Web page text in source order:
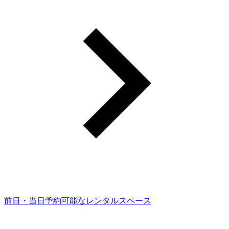
前日・当日予約可能なレンタルスペース